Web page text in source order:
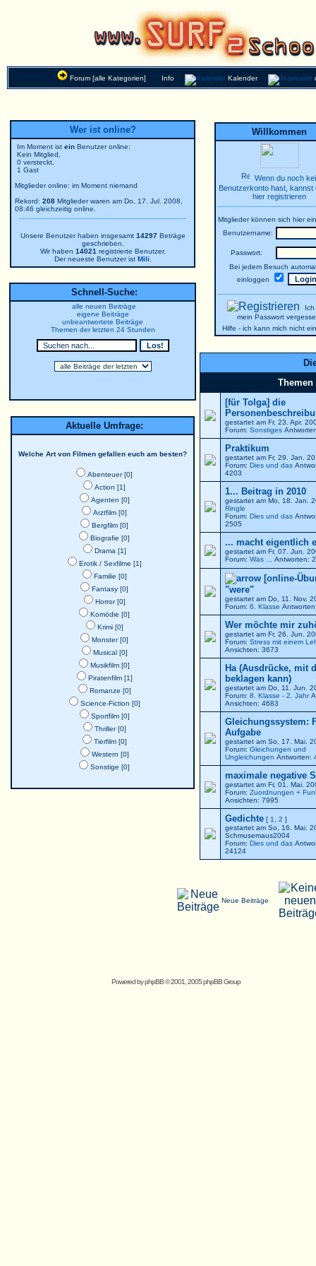
Forum [alle Kategorien] Info Kalender
Wer ist online?
Im Moment ist ein Benutzer online:
Kein Mitglied,
0 versteckt,
1 Gast
Mitglieder online: im Moment niemand
Rekord: 208 Mitglieder waren am Do, 17. Jul. 2008,
08:46 gleichzeitig online.
Unsere Benutzer haben insgesamt 14297Beträge
geschrieben.
Wir haben 14021 registrierte Benutzer.
Der neueste Benutzer ist Mili
Schnell-Suche:
alle neuen Beiträge
eigene Beiträge
unbeantwortete Beiträge
Themen der letzten 24 Stunden
Aktuelle Umfrage:
Welche Art von Filmen gefallen euch am besten?
Abenteuer [0]
Action [1]
Agenten [0]
Arztfilm [0]
Bergfilm [0]
Biografie [0]
Drama [1]
Erotik / Sexfilme [1]
Familie [0]
Fantasy [0]
Horror [0]
Komödie [0]
Krimi [0]
Monster [0]
Musical [0]
Musikfilm [0]
Piratenfilm [1]
Romanze [0]
Science-Fiction [0]
Sportfilm [0]
Thriller [0]
Tierfilm [0]
Western [0]
Sonstige [0]
Willkommen
Wenn du noch
Benutzerkonto hast, kannst
hier registrieren
Mitglieder können sich hier
Benutzername:
Passwort:
Bei jedem Besuch
einloggen
mein Passwort
Hilfe - ich kann mich nicht
Themen
[für Tolga] die
gestartet am Fr, 23. Apr.
Forum: Sonstiges
Praktikum
gestartet am Fr, 29. Jan.
Forum: Dies und das
4203
1... Beitrag in 2010
gestartet am Mo, 18. Jan.
Ringle
Forum: Dies und das
2505
... macht eigentlich
gestartet am Fr, 07. Jun.
Forum: Was ... Antworten:
[online-
"were"
gestartet am Do, 11. Nov.
Forum: 6. Klasse
Wer möchte mir
gestartet am Fr, 26. Jun.
Forum: Stress mit einem
Ansichten: 3673
Ha (Ausdrücke, mit
beklagen kann)
gestartet am Do, 11. Jun.
Forum: 8. Klasse - 2. Jahr
Ansichten: 4683
Gleichungssystem:
Aufgabe
gestartet am So, 17. Mai.
Forum: Gleichungen und
Ungleichungen Antworten:
maximale negative
gestartet am Fr, 01. Mai.
Forum: Zuordnungen +
Ansichten: 7995
Gedichte [ 1 2 ]
gestartet am So, 16. Mai.
Schmusemaus2004
Forum: Dies und das
24124
Neue Beiträge
Powered byphpBB© 2001, 2005 phpBB Group